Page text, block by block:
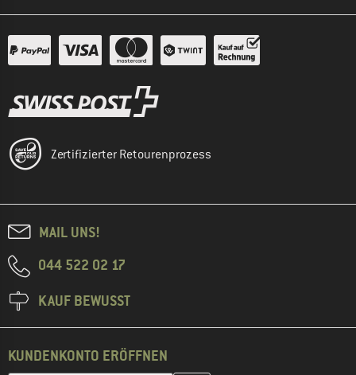
Zertifizierter Retourenprozess
MAIL UNS!
044 522 02 17
KAUF BEWUSST
KUNDENKONTO ERÖFFNEN